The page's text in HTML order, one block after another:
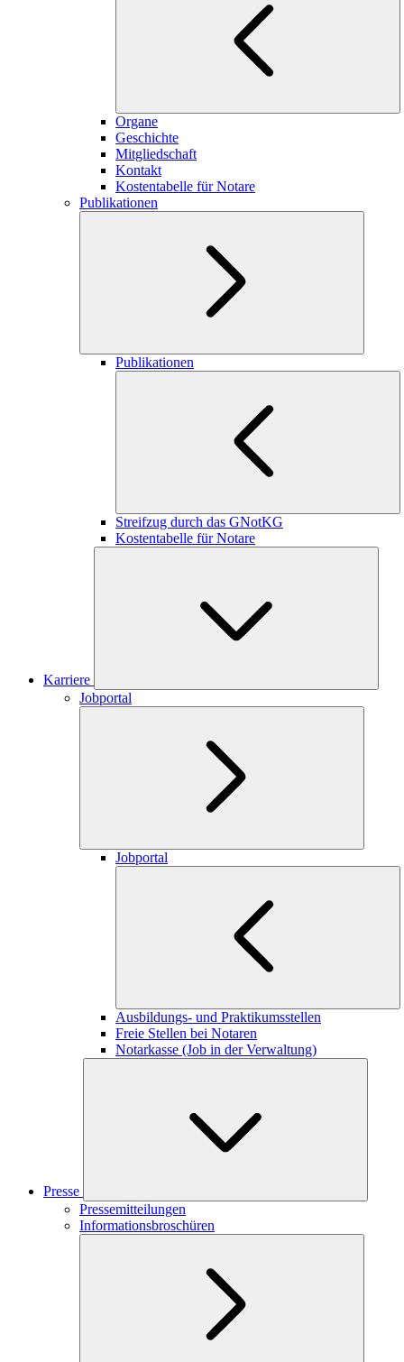
Organe
Geschichte
Mitgliedschaft
Kontakt
Kostentabelle für Notare
Publikationen
Publikationen
Streifzug durch das GNotKG
Kostentabelle für Notare
Karriere
Jobportal
Jobportal
Ausbildungs- und Praktikumsstellen
Freie Stellen bei Notaren
Notarkasse (Job in der Verwaltung)
Presse
Pressemitteilungen
Informationsbroschüren